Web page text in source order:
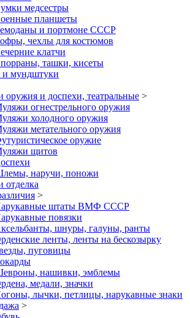
медсестры
планшеты
и портмоне СССР
чехлы для костюмов
клатчи
ташки, кисеты
и мундштуки
оружия и доспехи, театральные >
огнестрельного оружия
холодного оружия
метательного оружия
оружие
щитов
наручи, поножи
отделка
>
штаты ВМФ СССР
повязки
шнуры, галуны, ранты
ленты, ленты на бескозырку
пуговицы
нашивки, эмблемы
медали, значки
лычки, петлицы, нарукавные знаки
>